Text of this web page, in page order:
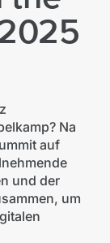
Na
auf
und der
um